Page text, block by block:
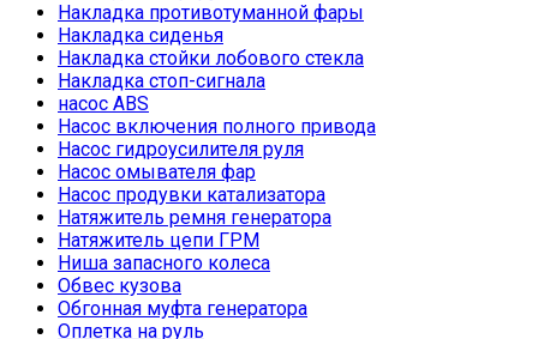
Накладка противотуманной фары
Накладка сиденья
Накладка стойки лобового стекла
Накладка стоп-сигнала
насос ABS
Насос включения полного привода
Насос гидроусилителя руля
Насос омывателя фар
Насос продувки катализатора
Натяжитель ремня генератора
Натяжитель цепи ГРМ
Ниша запасного колеса
Обвес кузова
Обгонная муфта генератора
Оплетка на руль